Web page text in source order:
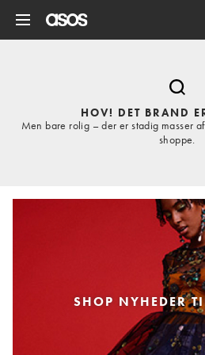
HOV! DET BRAND
Men bare rolig – der er stadig masser
shoppe.
SHOP NYHEDER